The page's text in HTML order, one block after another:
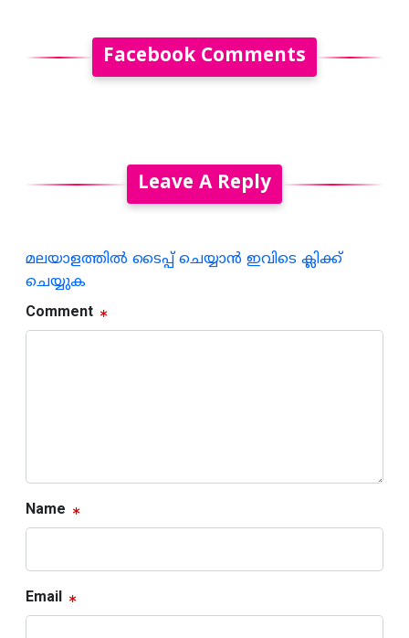
Facebook Comments
Leave A Reply
മലയാളത്തില്‍ ടൈപ്പ് ചെയ്യാന്‍ ഇവിടെ ക്ലിക്ക്
ചെയ്യുക
Comment
Name
Email